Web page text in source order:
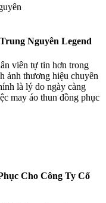
Nguyên Legend
viên tự tin hơn trong
ảnh thương hiệu chuyên
là lý do ngày càng
may áo thun đồng phục
Cho Công Ty Cổ